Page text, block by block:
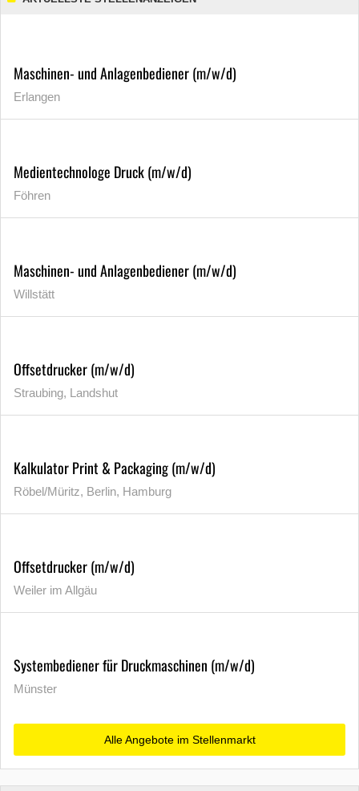
Maschinen- und Anlagenbediener (m/w/d)
Erlangen
Medientechnologe Druck (m/w/d)
Föhren
Maschinen- und Anlagenbediener (m/w/d)
Willstätt
Offsetdrucker (m/w/d)
Straubing, Landshut
Kalkulator Print & Packaging (m/w/d)
Röbel/Müritz, Berlin, Hamburg
Offsetdrucker (m/w/d)
Weiler im Allgäu
Systembediener für Druckmaschinen (m/w/d)
Münster
Alle Angebote im Stellenmarkt